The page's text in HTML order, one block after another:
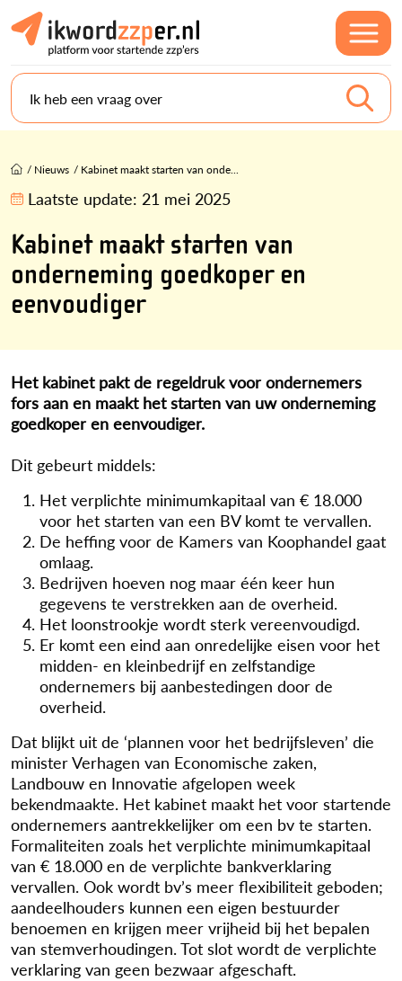
Ik heb een vraag over
/ Nieuws / Kabinet maakt starten van onde...
Laatste update: 21 mei 2025
Kabinet maakt starten van
onderneming goedkoper en
eenvoudiger
Het kabinet pakt de regeldruk voor ondernemers
fors aan en maakt het starten van uw onderneming
goedkoper en eenvoudiger.
Dit gebeurt middels:
Het verplichte minimumkapitaal van € 18.000
voor het starten van een BV komt te vervallen.
De heffing voor de Kamers van Koophandel gaat
omlaag.
Bedrijven hoeven nog maar één keer hun
gegevens te verstrekken aan de overheid.
Het loonstrookje wordt sterk vereenvoudigd.
Er komt een eind aan onredelijke eisen voor het
midden- en kleinbedrijf en zelfstandige
ondernemers bij aanbestedingen door de
overheid.
Dat blijkt uit de ‘plannen voor het bedrijfsleven’ die
minister Verhagen van Economische zaken,
Landbouw en Innovatie afgelopen week
bekendmaakte. Het kabinet maakt het voor startende
ondernemers aantrekkelijker om een bv te starten.
Formaliteiten zoals het verplichte minimumkapitaal
van € 18.000 en de verplichte bankverklaring
vervallen. Ook wordt bv’s meer flexibiliteit geboden;
aandeelhouders kunnen een eigen bestuurder
benoemen en krijgen meer vrijheid bij het bepalen
van stemverhoudingen. Tot slot wordt de verplichte
verklaring van geen bezwaar afgeschaft.